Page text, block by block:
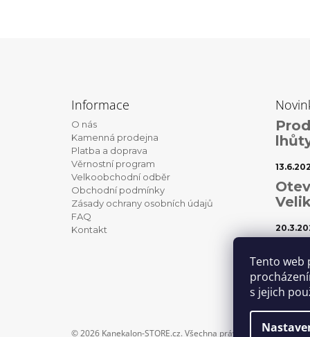
Tento web
s jejich
Informace
O nás
Kamenná prodejna
Platba a doprava
Věrnostní program
Velkoobchodní odběr
Obchodní podmínky
Zásady ochrany osobních údajů
FAQ
Kontakt
© 2026 Kanekalon-STORE.cz. Všechna práva vyhrazena.